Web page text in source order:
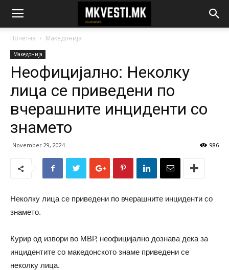
Почетна Македонија
Македонија
Неофицијално: Неколку
лица се приведени по
вчерашните инциденти со
знамето
November 29, 2024 986
Неколку лица се приведени по вчерашните инциденти со
знамето.
Курир од извори во МВР, неофицијално дознава дека за
инцидентите со македонското знаме приведени се
неколку лица.